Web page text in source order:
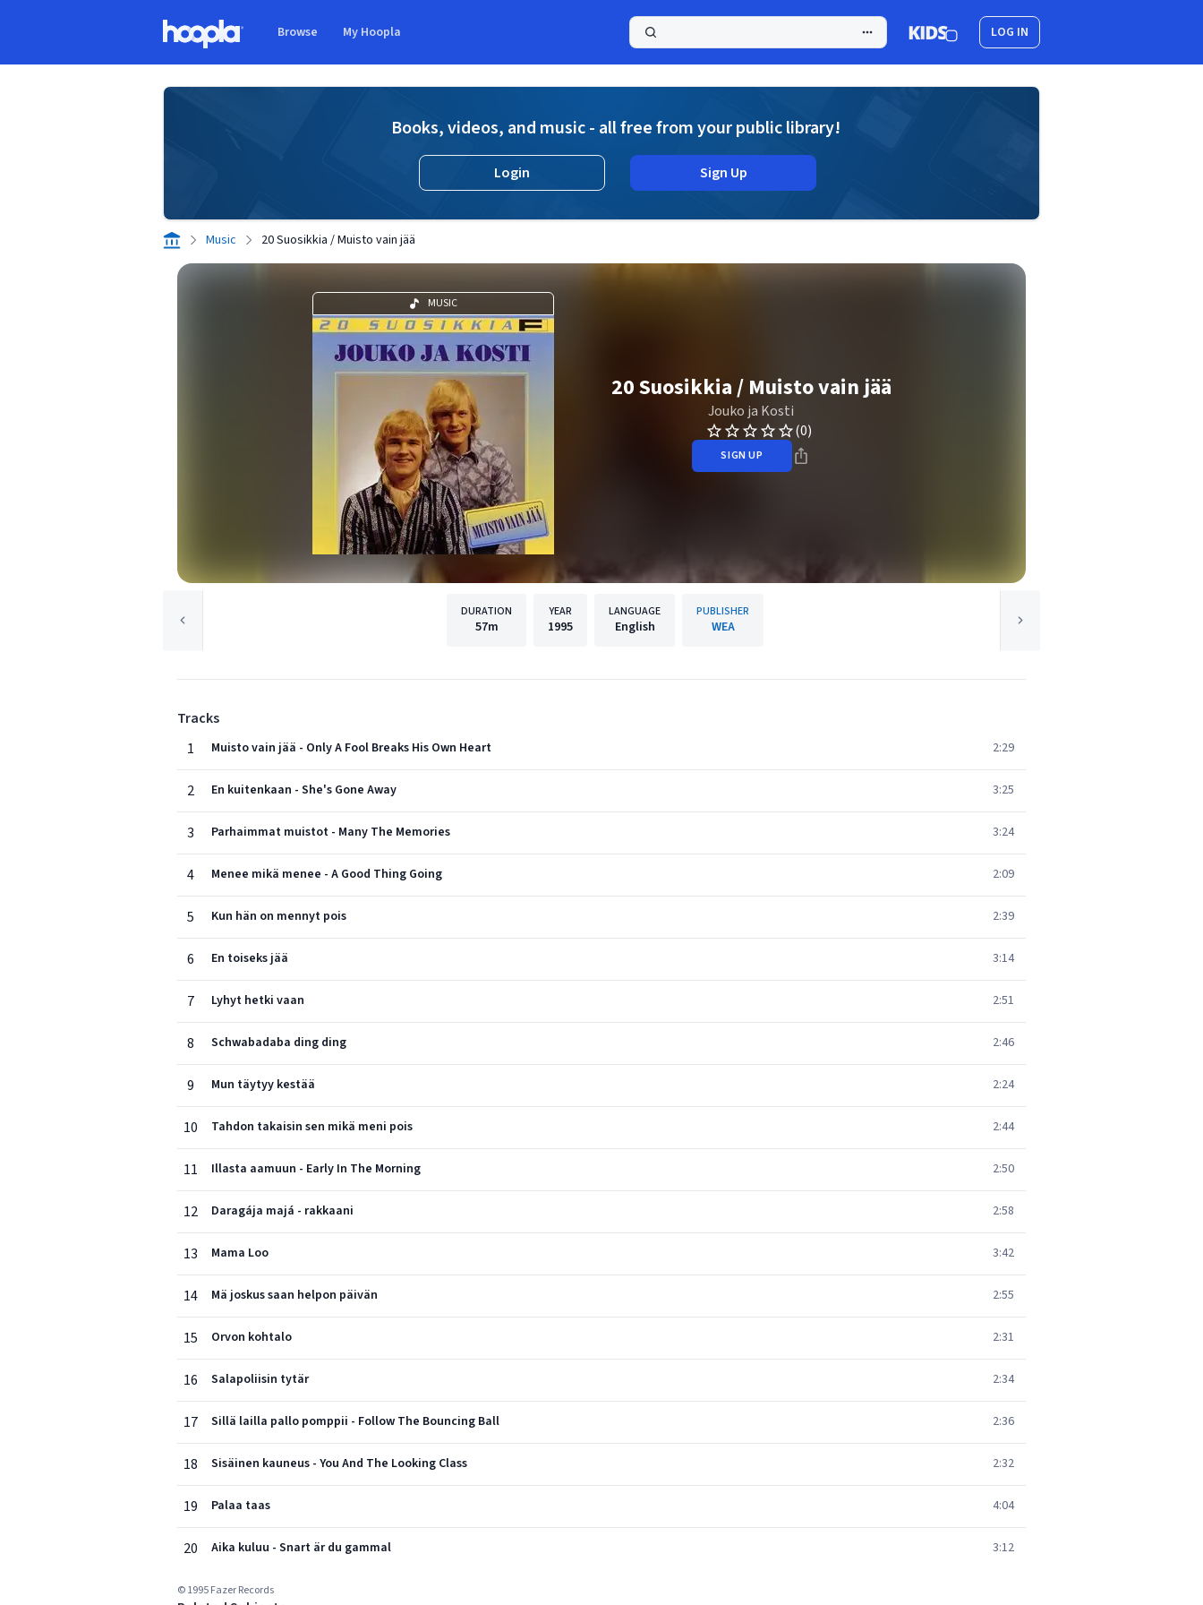
Browse My Hoopla LOG IN
Books, videos, and music - all free from your public library!
Login Sign Up
Music 20 Suosikkia / Muisto vain jää
MUSIC
20 Suosikkia / Muisto vain jää
Jouko ja Kosti
(0)
SIGN UP
DURATION
57m
YEAR
1995
LANGUAGE
English
PUBLISHER
WEA
Tracks
1
Muisto vain jää - Only A Fool Breaks His Own Heart 2:29
2 En kuitenkaan - She's Gone Away 3:25
3 Parhaimmat muistot - Many The Memories 3:24
4 Menee mikä menee - A Good Thing Going 2:09
5 Kun hän on mennyt pois 2:39
6 En toiseks jää 3:14
7 Lyhyt hetki vaan 2:51
8 Schwabadaba ding ding 2:46
9 Mun täytyy kestää 2:24
10 Tahdon takaisin sen mikä meni pois 2:44
11 Illasta aamuun - Early In The Morning 2:50
12 Daragája majá - rakkaani 2:58
13 Mama Loo 3:42
14 Mä joskus saan helpon päivän 2:55
15 Orvon kohtalo 2:31
16 Salapoliisin tytär 2:34
17 Sillä lailla pallo pomppii - Follow The Bouncing Ball 2:36
18 Sisäinen kauneus - You And The Looking Class 2:32
19 Palaa taas 4:04
20 Aika kuluu - Snart är du gammal 3:12
© 1995 Fazer Records